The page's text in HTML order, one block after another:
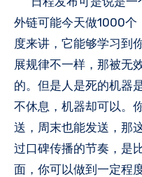
外链可能今天做1000个
度来讲，它能够学习到
展规律不一样，那被无
的。但是人是死的机器
不休息，机器却可以。
送，周末也能发送，那
过口碑传播的节奏，是
面，你可以做到一定程